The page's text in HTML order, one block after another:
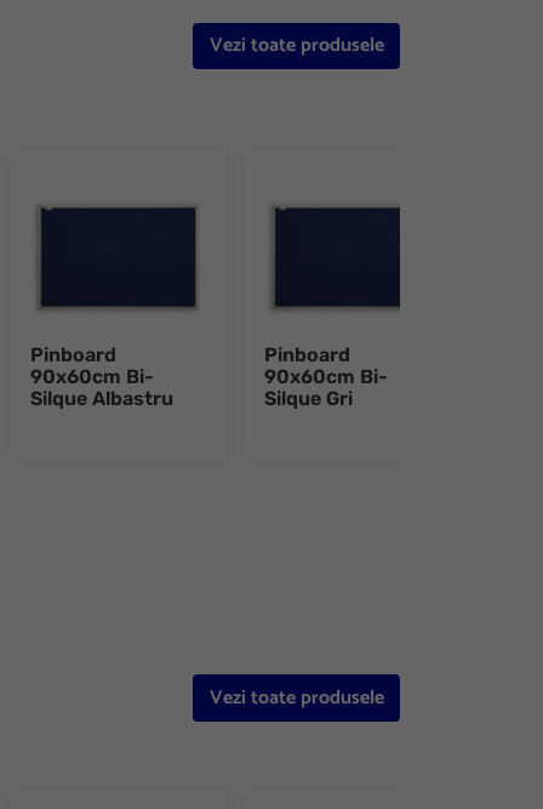
Vezi toate produsele
Pinboard
90x60cm Bi-
Silque Albastru
Pinboard
90x60cm Bi-
Silque Gri
Vezi toate produsele